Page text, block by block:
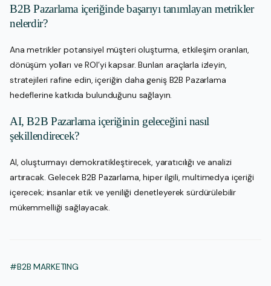
B2B Pazarlama içeriğinde başarıyı tanımlayan metrikler
nelerdir?
Ana metrikler potansiyel müşteri oluşturma, etkileşim oranları,
dönüşüm yolları ve ROI’yi kapsar. Bunları araçlarla izleyin,
stratejileri rafine edin, içeriğin daha geniş B2B Pazarlama
hedeflerine katkıda bulunduğunu sağlayın.
AI, B2B Pazarlama içeriğinin geleceğini nasıl
şekillendirecek?
AI, oluşturmayı demokratikleştirecek, yaratıcılığı ve analizi
artıracak. Gelecek B2B Pazarlama, hiper ilgili, multimedya içeriği
içerecek; insanlar etik ve yeniliği denetleyerek sürdürülebilir
mükemmelliği sağlayacak.
#B2B MARKETING